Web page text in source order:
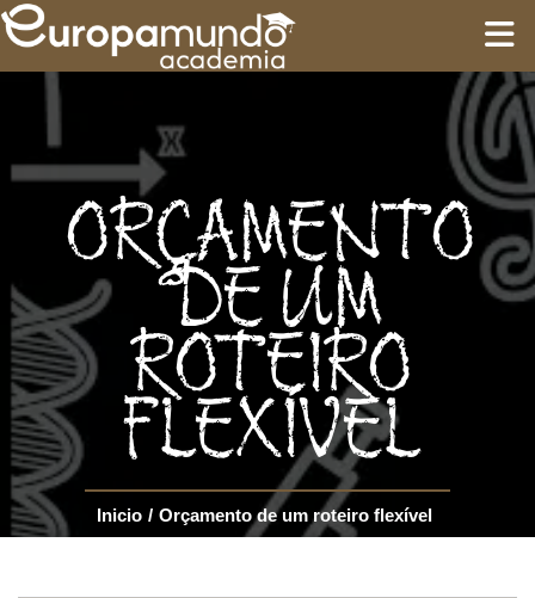
ROTEIROS
ORÇAMENTO
DE UM
ROTEIRO
FLEXÍVEL
Inicio / Orçamento de um roteiro flexível